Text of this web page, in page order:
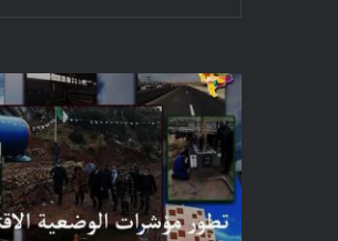
تطور
مؤشرات
الوضعية
الاقتصادية
والاجتماعية
بولاية
المسيلة